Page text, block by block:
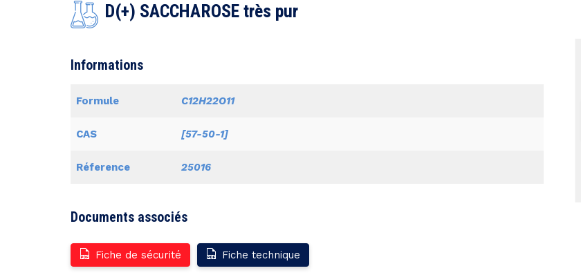
D(+) SACCHAROSE très pur
Informations
Formule C12H22O11
CAS [57-50-1]
Réference 25016
Documents associés
Fiche de sécurité Fiche technique